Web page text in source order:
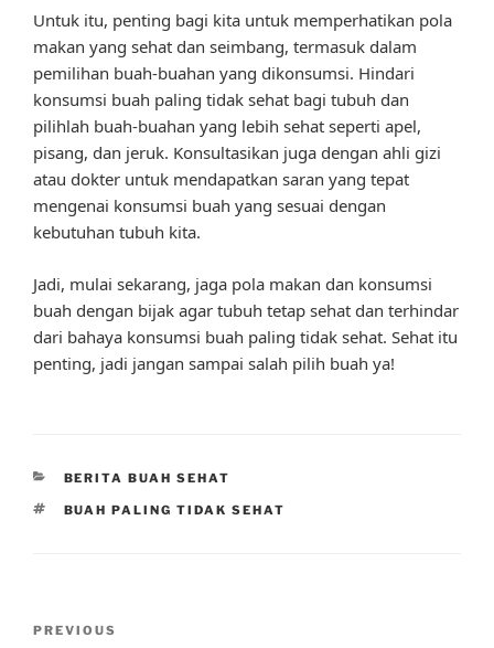
Untuk itu, penting bagi kita untuk memperhatikan pola
makan yang sehat dan seimbang, termasuk dalam
pemilihan buah-buahan yang dikonsumsi. Hindari
konsumsi buah paling tidak sehat bagi tubuh dan
pilihlah buah-buahan yang lebih sehat seperti apel,
pisang, dan jeruk. Konsultasikan juga dengan ahli gizi
atau dokter untuk mendapatkan saran yang tepat
mengenai konsumsi buah yang sesuai dengan
kebutuhan tubuh kita.
Jadi, mulai sekarang, jaga pola makan dan konsumsi
buah dengan bijak agar tubuh tetap sehat dan terhindar
dari bahaya konsumsi buah paling tidak sehat. Sehat itu
penting, jadi jangan sampai salah pilih buah ya!
CATEGORIES
BERITA BUAH SEHAT
TAGS
BUAH PALING TIDAK SEHAT
Previous
PREVIOUS